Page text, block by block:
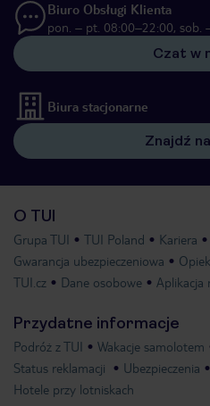
Biuro Obsługi Klienta
pon. – pt. 08:00–22:00, sob.
Czat w
Biura stacjonarne
Znajdź
O TUI
Grupa TUI TUI Poland Kariera
Gwarancja ubezpieczeniowa
TUI.cz
Dane osobowe Aplikacja
Przydatne informacje
Podróż z TUI Wakacje samolotem
Status reklamacji
Ubezpieczenia
Hotele przy lotniskach